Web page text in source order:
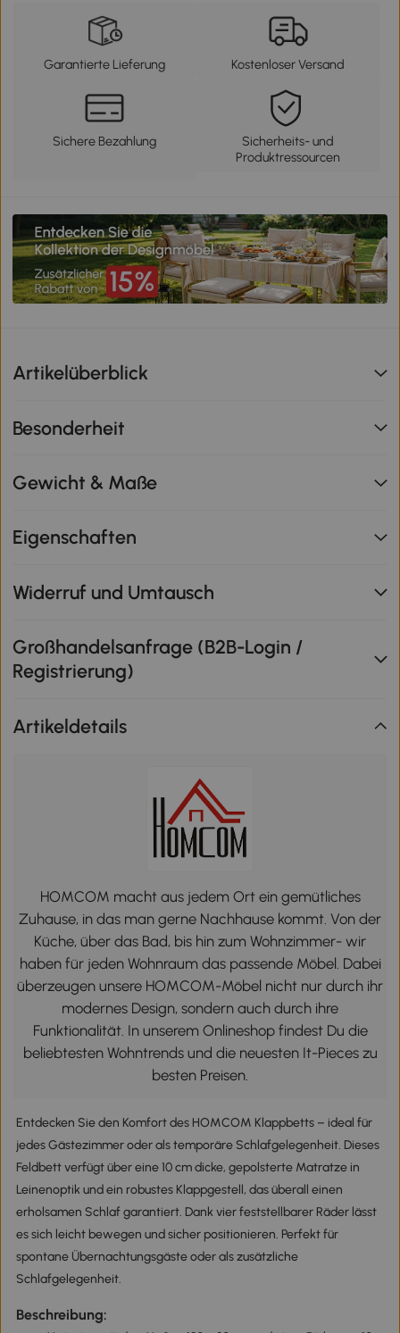
Garantierte Lieferung Kostenloser Versand
Sichere Bezahlung
Sicherheits- und
Produktressourcen
Artikelüberblick
Besonderheit
Gewicht & Maße
Eigenschaften
Widerruf und Umtausch
Großhandelsanfrage (B2B-Login /
Registrierung)
Artikeldetails
HOMCOM macht aus jedem Ort ein gemütliches
Zuhause, in das man gerne Nachhause kommt. Von der
Küche, über das Bad, bis hin zum Wohnzimmer- wir
haben für jeden Wohnraum das passende Möbel. Dabei
überzeugen unsere HOMCOM-Möbel nicht nur durch ihr
modernes Design, sondern auch durch ihre
Funktionalität. In unserem Onlineshop findest Du die
beliebtesten Wohntrends und die neuesten It-Pieces zu
besten Preisen.
Entdecken Sie den Komfort des HOMCOM Klappbetts – ideal für
jedes Gästezimmer oder als temporäre Schlafgelegenheit. Dieses
Feldbett verfügt über eine 10 cm dicke, gepolsterte Matratze in
Leinenoptik und ein robustes Klappgestell, das überall einen
erholsamen Schlaf garantiert. Dank vier feststellbarer Räder lässt
es sich leicht bewegen und sicher positionieren. Perfekt für
spontane Übernachtungsgäste oder als zusätzliche
Schlafgelegenheit.
Beschreibung: